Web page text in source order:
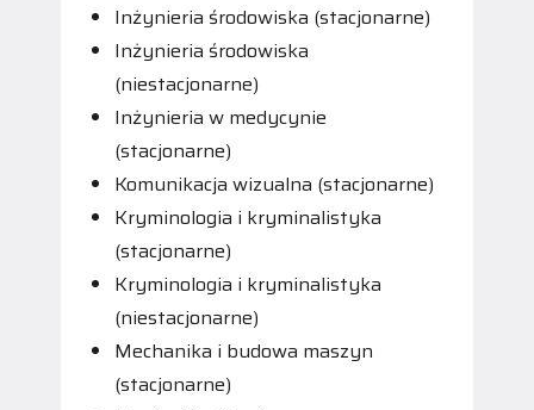
Inżynieria środowiska (stacjonarne)
Inżynieria środowiska
(niestacjonarne)
Inżynieria w medycynie
(stacjonarne)
Komunikacja wizualna (stacjonarne)
Kryminologia i kryminalistyka
(stacjonarne)
Kryminologia i kryminalistyka
(niestacjonarne)
Mechanika i budowa maszyn
(stacjonarne)